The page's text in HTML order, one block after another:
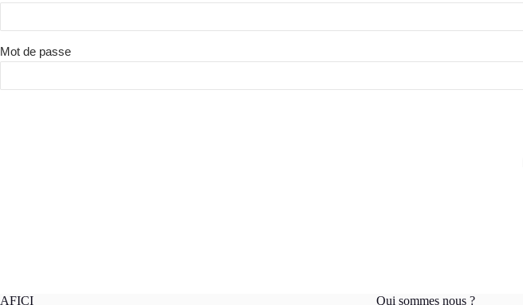
Mot de passe
AFICI Qui sommes nous ?